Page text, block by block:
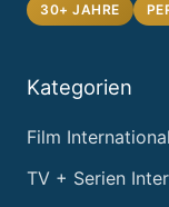
30+ JAHRE
Kategorien
Film International
TV + Serien